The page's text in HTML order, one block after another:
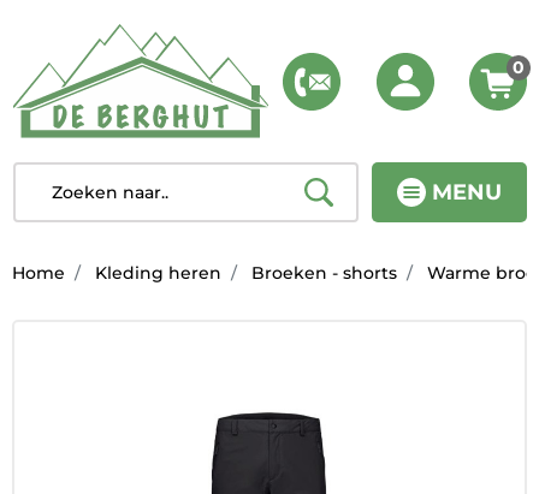
MENU
0
Home Kleding heren Broeken - shorts Warme